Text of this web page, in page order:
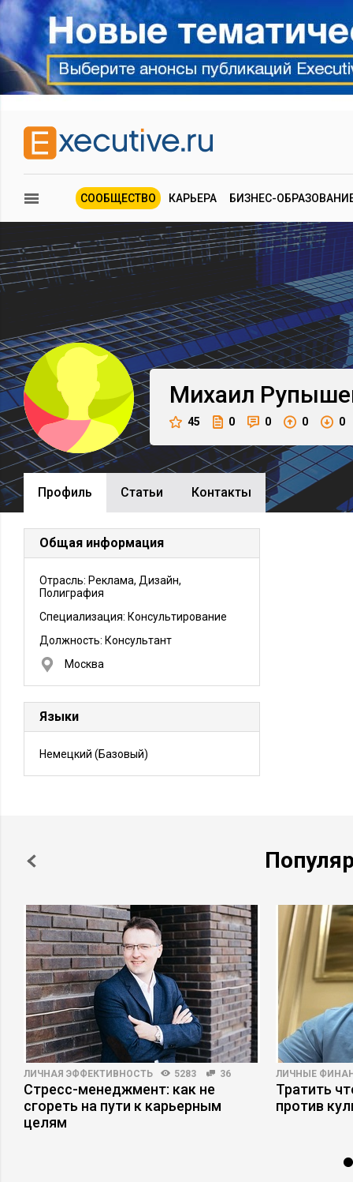
СООБЩЕСТВО КАРЬЕРА БИЗНЕС-
Михаил
45 0 0 0 0
Профиль Cтатьи Контакты
Общая информация
Отрасль: Реклама, Дизайн,
Полиграфия
Специализация: Консультирование
Должность: Консультант
Москва
Языки
Немецкий (Базовый)
ЛИЧНАЯ ЭФФЕКТИВНОСТЬ 5283 36
Стресс-менеджмент: как не
сгореть на пути к карьерным
целям
ЛИЧНЫЕ
Тратить
против